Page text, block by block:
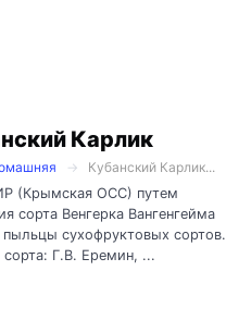
Карлик
Кубанский Карлик...
(Крымская ОСС) путем
сорта Венгерка Вангенгейма
сухофруктовых сортов.
Г.В. Еремин, ...